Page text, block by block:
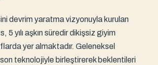
devrim yaratma vizyonuyla kurulan
5 yılı aşkın süredir dikişsiz giyim
yer almaktadır. Geleneksel
son teknolojiyle birleştirerek beklentileri